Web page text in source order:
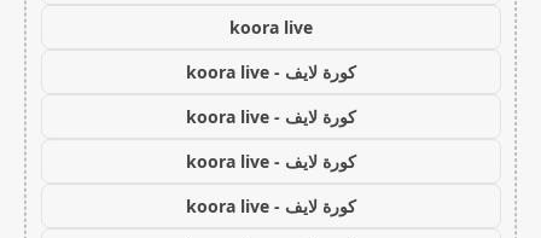
koora live
كورة لايف - koora live
كورة لايف - koora live
كورة لايف - koora live
كورة لايف - koora live